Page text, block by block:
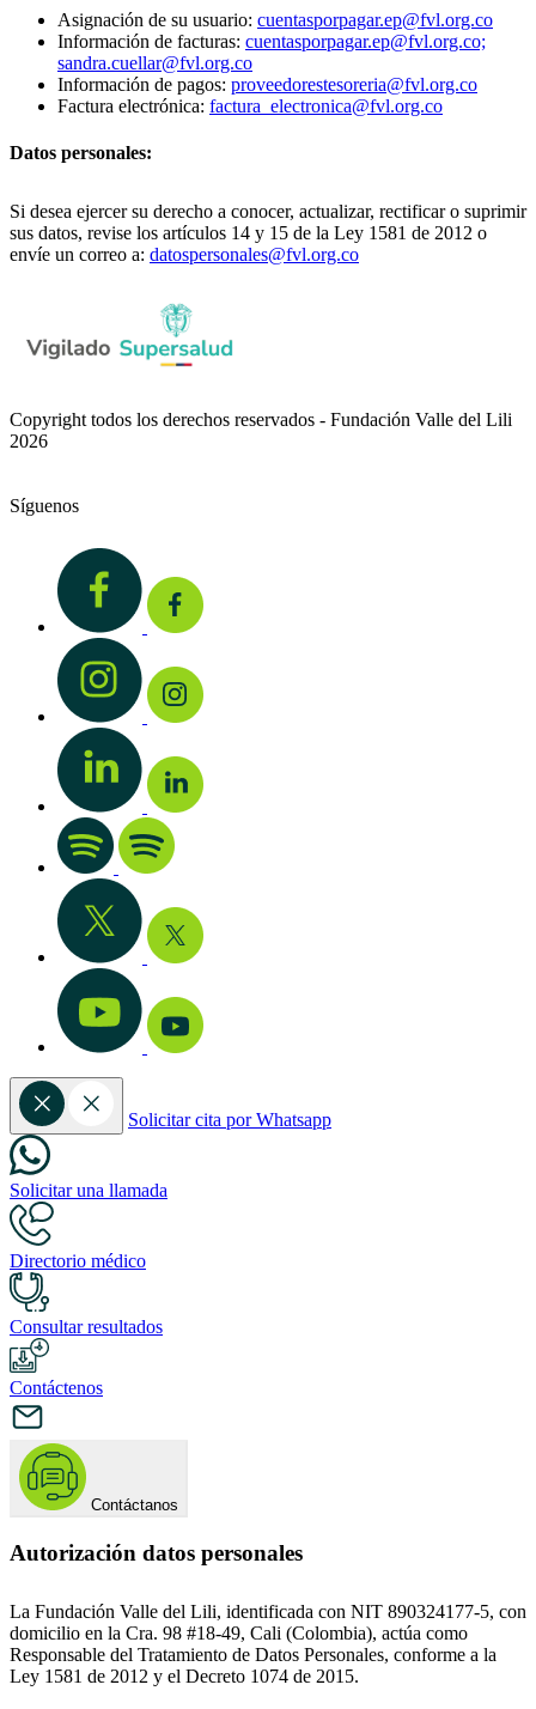
Asignación de su usuario: cuentasporpagar.ep@fvl.org.co
Información de facturas: cuentasporpagar.ep@fvl.org.co;
sandra.cuellar@fvl.org.co
Información de pagos: proveedorestesoreria@fvl.org.co
Factura electrónica: factura_electronica@fvl.org.co
Datos personales:
Si desea ejercer su derecho a conocer, actualizar, rectificar o suprimir
sus datos, revise los artículos 14 y 15 de la Ley 1581 de 2012 o
envíe un correo a: datospersonales@fvl.org.co
Copyright todos los derechos reservados - Fundación Valle del Lili
2026
Síguenos
Solicitar cita por Whatsapp
Solicitar una llamada
Directorio médico
Consultar resultados
Contáctenos
Contáctanos
Autorización datos personales
La Fundación Valle del Lili, identificada con NIT 890324177-5, con
domicilio en la Cra. 98 #18-49, Cali (Colombia), actúa como
Responsable del Tratamiento de Datos Personales, conforme a la
Ley 1581 de 2012 y el Decreto 1074 de 2015.